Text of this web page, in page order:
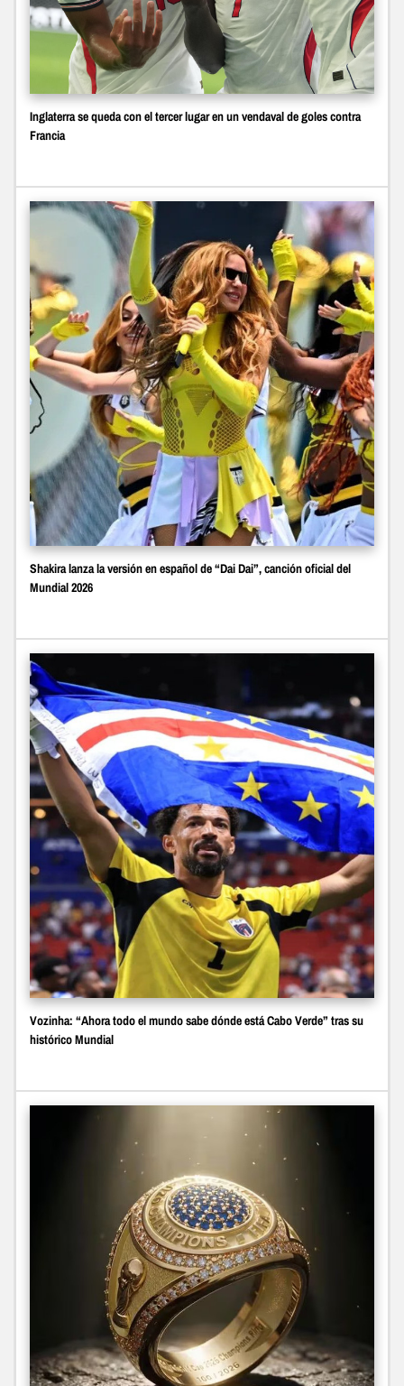
Inglaterra se queda con el tercer lugar en un vendaval de goles contra
Francia
Shakira lanza la versión en español de “Dai Dai”, canción oficial del
Mundial 2026
Vozinha: “Ahora todo el mundo sabe dónde está Cabo Verde” tras su
histórico Mundial